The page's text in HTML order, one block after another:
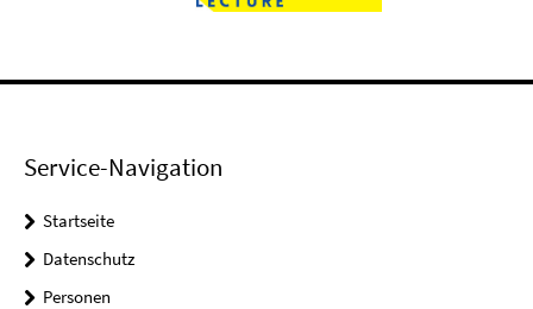
Service-Navigation
Startseite
Datenschutz
Personen